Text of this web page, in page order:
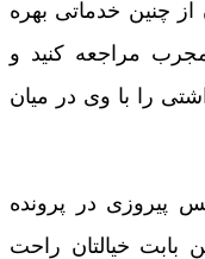
چنین خدماتی بهره‌
مراجعه کنید و
را با وی در میان
پیروزی در پرونده
بابت خیالتان راحت